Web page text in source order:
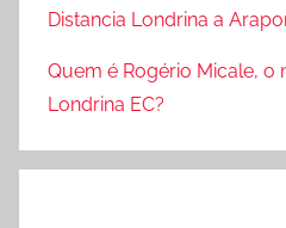
Distancia Londrina a
Quem é Rogério Micale, o
Londrina EC?